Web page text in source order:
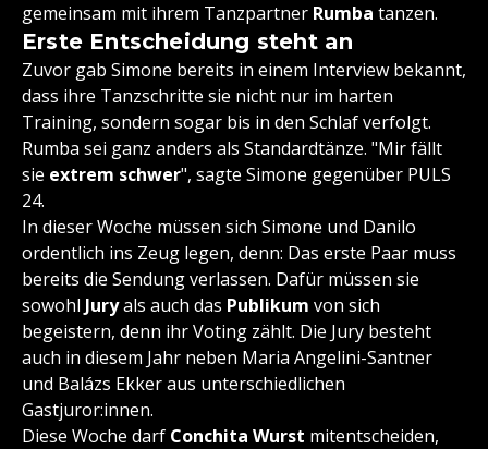
gemeinsam mit ihrem Tanzpartner Rumba tanzen.
Erste Entscheidung steht an
Zuvor gab Simone bereits in einem Interview bekannt,
dass ihre Tanzschritte sie nicht nur im harten
Training, sondern sogar bis in den Schlaf verfolgt.
Rumba sei ganz anders als Standardtänze. "Mir fällt
sie extrem schwer", sagte Simone gegenüber PULS
24.
In dieser Woche müssen sich Simone und Danilo
ordentlich ins Zeug legen, denn: Das erste Paar muss
bereits die Sendung verlassen. Dafür müssen sie
sowohl Juryals auch das Publikum von sich
begeistern, denn ihr Voting zählt. Die Jury besteht
auch in diesem Jahr neben Maria Angelini-Santner
und Balázs Ekker aus unterschiedlichen
Gastjuror:innen.
Diese Woche darf Conchita Wurst mitentscheiden,